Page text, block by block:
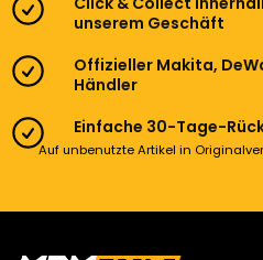
unserem Geschäft
Offizieller Makita,
Händler
Einfache 30-Tage-
Auf unbenutzte Artikel in